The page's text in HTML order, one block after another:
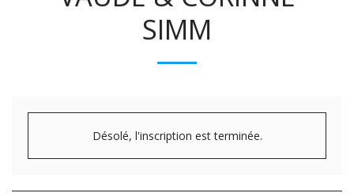
SIMM
Désolé, l'inscription est terminée.